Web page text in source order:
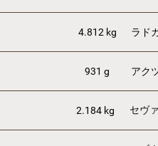
4.812 kg ラド
931 g アク
2.184 kg セヴ